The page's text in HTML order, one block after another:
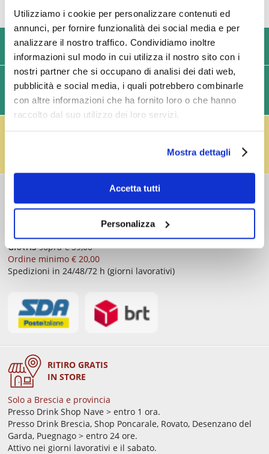
Utilizziamo i cookie per personalizzare contenuti ed
annunci, per fornire funzionalità dei social media e per
analizzare il nostro traffico. Condividiamo inoltre
informazioni sul modo in cui utilizza il nostro sito con i
nostri partner che si occupano di analisi dei dati web,
pubblicità e social media, i quali potrebbero combinarle
con altre informazioni che ha fornito loro o che hanno
raccolto dal suo utilizzo dei loro servizi.
Mostra dettagli
Accetta tutti
Personalizza
USIAMO SOLO IMBALLAGGI RESISTENTI ED ECOLOGICI
SPEDIZIONI VELOCI IN 24/48/72 ORE (GIORNI
LAVORATIVI)
(almeno 3 fusti) e ricevi un buono da € 5,00 per ogni
SPEDIZIONE
Consegna standard > € 6,90
Isole > € 8,90
GRATISsopra € 59,00
Ordine minimo € 20,00
Spedizioni in 24/48/72 h (giorni lavorativi)
RITIRO GRATIS
IN STORE
Solo a Brescia e provincia
Presso Drink Shop Nave > entro 1 ora.
Presso Drink Brescia, Shop Poncarale, Rovato, Desenzano del
Garda, Puegnago > entro 24 ore.
Attivo nei giorni lavorativi e il sabato.